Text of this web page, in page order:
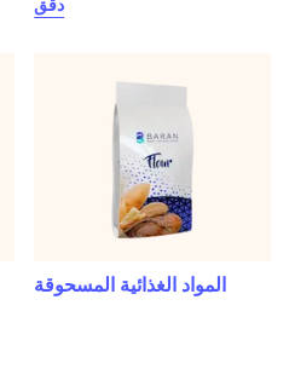
دقق
المواد الغذائية المسحوقة